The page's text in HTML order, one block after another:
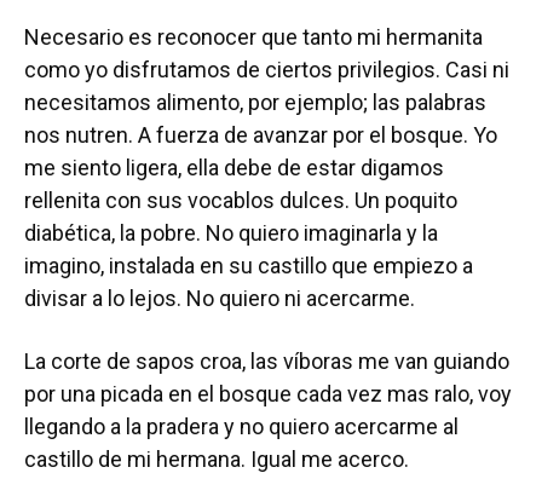
Necesario es reconocer que tanto mi hermanita
como yo disfrutamos de ciertos privilegios. Casi ni
necesitamos alimento, por ejemplo; las palabras
nos nutren. A fuerza de avanzar por el bosque. Yo
me siento ligera, ella debe de estar digamos
rellenita con sus vocablos dulces. Un poquito
diabética, la pobre. No quiero imaginarla y la
imagino, instalada en su castillo que empiezo a
divisar a lo lejos. No quiero ni acercarme.
La corte de sapos croa, las víboras me van guiando
por una picada en el bosque cada vez mas ralo, voy
llegando a la pradera y no quiero acercarme al
castillo de mi hermana. Igual me acerco.